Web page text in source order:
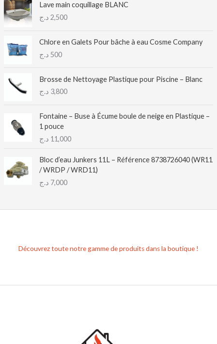
Lave main coquillage BLANC
2,500 د.ج
Chlore en Galets Pour bâche à eau Cosme Company
500 د.ج
Brosse de Nettoyage Plastique pour Piscine – Blanc
3,800 د.ج
Fontaine – Buse à Écume boule de neige en Plastique –
1 pouce
11,000 د.ج
Bloc d’eau Junkers 11L – Référence 8738726040 (WR11
/ WRDP / WRD11)
7,000 د.ج
Découvrez toute notre gamme de produits dans la boutique !